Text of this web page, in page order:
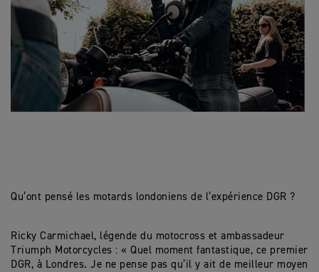
Qu’ont pensé les motards londoniens de l’expérience DGR ?
Ricky Carmichael, légende du motocross et ambassadeur
Triumph Motorcycles : « Quel moment fantastique, ce premier
DGR, à Londres. Je ne pense pas qu’il y ait de meilleur moyen